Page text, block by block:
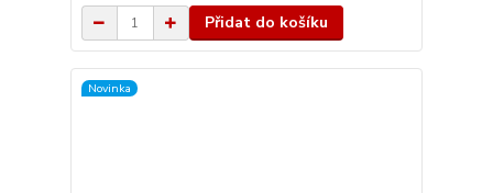
Přidat do košíku
Novinka